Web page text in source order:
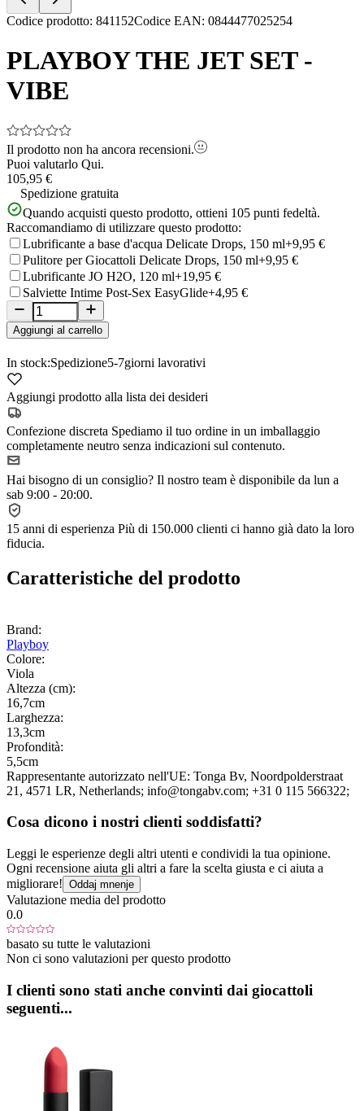
Item
of
Codice prodotto: 841152Codice EAN: 0844477025254
PLAYBOY THE JET SET -
VIBE
Il prodotto non ha ancora recensioni.
Puoi valutarlo Qui.
105,95 €
Spedizione gratuita
Quando acquisti questo prodotto, ottieni 105 punti fedeltà.
Raccomandiamo di utilizzare questo prodotto:
Lubrificante a base d'acqua Delicate Drops, 150 ml+9,95 €
Pulitore per Giocattoli Delicate Drops, 150 ml+9,95 €
Lubrificante JO H2O, 120 ml+19,95 €
Salviette Intime Post-Sex EasyGlide+4,95 €
Aggiungi al carrello
In stock:Spedizione5-7giorni lavorativi
Aggiungi prodotto alla lista dei desideri
Confezione discreta Spediamo il tuo ordine in un imballaggio
completamente neutro senza indicazioni sul contenuto.
Hai bisogno di un consiglio? Il nostro team è disponibile da lun a
sab 9:00 - 20:00.
15 anni di esperienza Più di 150.000 clienti ci hanno già dato la loro
fiducia.
Caratteristiche del prodotto
Brand:
Playboy
Colore:
Viola
Altezza (cm):
16,7cm
Larghezza:
13,3cm
Profondità:
5,5cm
Rappresentante autorizzato nell'UE: Tonga Bv, Noordpolderstraat
21 , 4571 LR, Netherlands; info@tongabv.com; +31 0 115 566322;
Cosa dicono i nostri clienti soddisfatti?
Leggi le esperienze degli altri utenti e condividi la tua opinione.
Ogni recensione aiuta gli altri a fare la scelta giusta e ci aiuta a
migliorare! Oddaj mnenje
Valutazione media del prodotto
0.0
basato su tutte le valutazioni
Non ci sono valutazioni per questo prodotto
I clienti sono stati anche convinti dai giocattoli
seguenti...